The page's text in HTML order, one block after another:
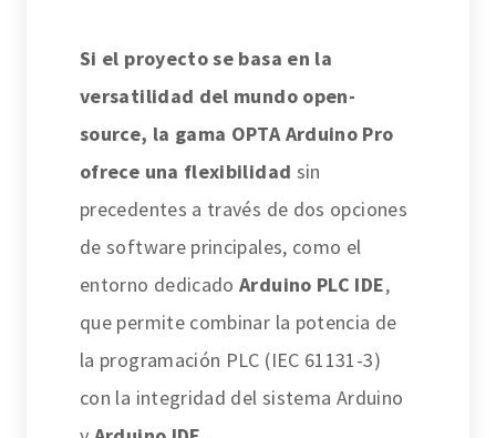
Si el proyecto se basa en la
versatilidad del mundo open-
source, la gama OPTA Arduino Pro
ofrece una flexibilidad sin
precedentes a través de dos opciones
de software principales, como el
entorno dedicadoArduino PLC IDE,
que permite combinar la potencia de
la programación PLC (IEC 61131-3)
con la integridad del sistema Arduino